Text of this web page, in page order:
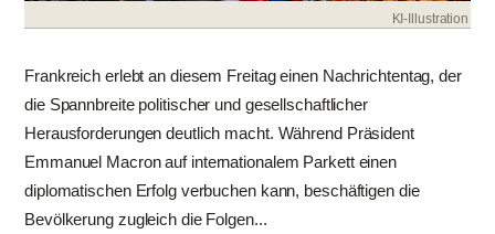
KI-Illustration
Frankreich erlebt an diesem Freitag einen Nachrichtentag, der
die Spannbreite politischer und gesellschaftlicher
Herausforderungen deutlich macht. Während Präsident
Emmanuel Macron auf internationalem Parkett einen
diplomatischen Erfolg verbuchen kann, beschäftigen die
Bevölkerung zugleich die Folgen...